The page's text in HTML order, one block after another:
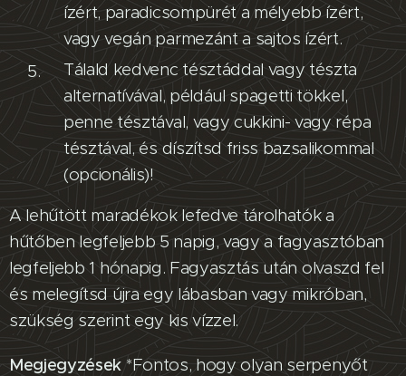
ízért, paradicsompürét a mélyebb ízért,
vagy vegán parmezánt a sajtos ízért.
Tálald kedvenc tésztáddal vagy tészta
alternatívával, például spagetti tökkel,
penne tésztával, vagy cukkini- vagy répa
tésztával, és díszítsd friss bazsalikommal
(opcionális)!
A lehűtött maradékok lefedve tárolhatók a
hűtőben legfeljebb 5 napig, vagy a fagyasztóban
legfeljebb 1 hónapig. Fagyasztás után olvaszd fel
és melegítsd újra egy lábasban vagy mikróban,
szükség szerint egy kis vízzel.
Megjegyzések *Fontos, hogy olyan serpenyőt